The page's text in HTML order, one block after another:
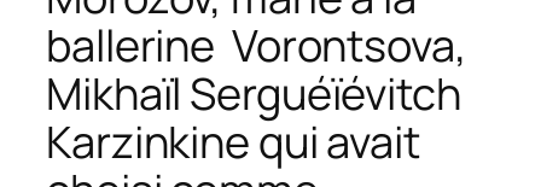
ballerine Vorontsova,
Mikhaïl Serguéïévitch
Karzinkine qui avait